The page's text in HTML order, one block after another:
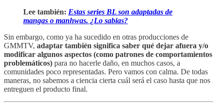
Lee también: Estas series BL son adaptadas de
mangas o manhwas. ¿Lo sabias?
Sin embargo, como ya ha sucedido en otras producciones de
GMMTV, adaptar también significa saber qué dejar afuera y/o
modificar algunos aspectos (como patrones de comportamientos
problemáticos) para no hacerle daño, en muchos casos, a
comunidades poco representadas. Pero vamos con calma. De todas
maneras, no sabemos a ciencia cierta cuál será el caso hasta que nos
entreguen el producto final.